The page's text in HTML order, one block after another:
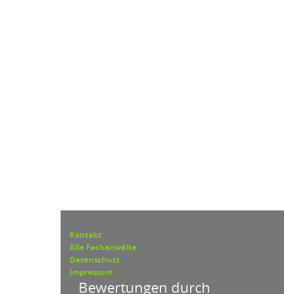
Kontakt
Alle Fachanwälte
Datenschutz
Impressum
Bewertungen durch